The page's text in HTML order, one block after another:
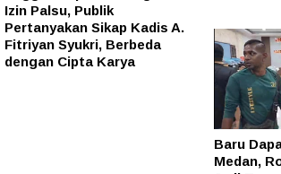
Izin Palsu, Publik
Pertanyakan Sikap Kadis A.
Fitriyan Syukri, Berbeda
dengan Cipta Karya
Baru
Medan,